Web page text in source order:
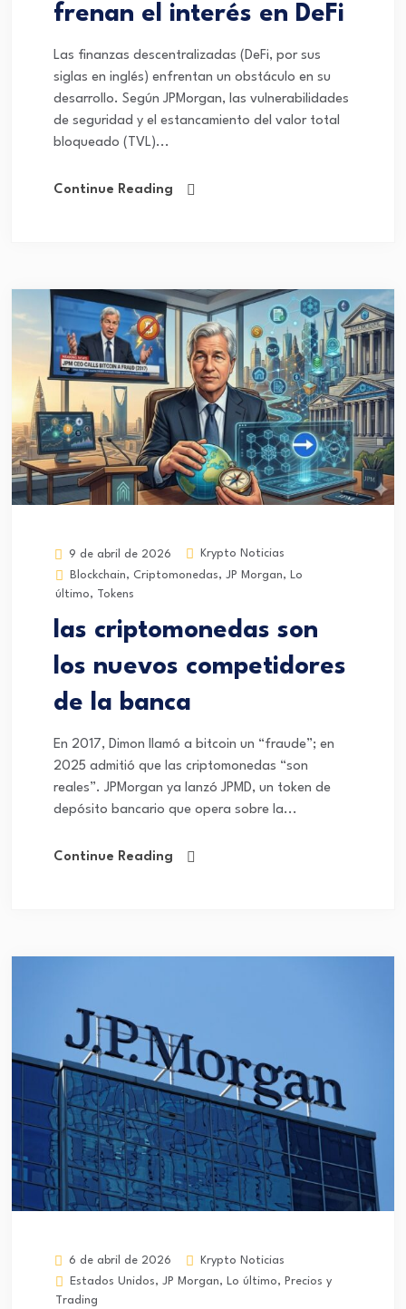
frenan el interés en DeFi
Las finanzas descentralizadas (DeFi, por sus
siglas en inglés) enfrentan un obstáculo en su
desarrollo. Según JPMorgan, las vulnerabilidades
de seguridad y el estancamiento del valor total
bloqueado (TVL)...
Continue Reading
9 de abril de 2026
Krypto Noticias
Blockchain, Criptomonedas, JP Morgan, Lo
último, Tokens
las criptomonedas son
los nuevos competidores
de la banca
En 2017, Dimon llamó a bitcoin un “fraude”; en
2025 admitió que las criptomonedas “son
reales”. JPMorgan ya lanzó JPMD, un token de
depósito bancario que opera sobre la...
Continue Reading
6 de abril de 2026
Krypto Noticias
Estados Unidos, JP Morgan, Lo último, Precios y
Trading